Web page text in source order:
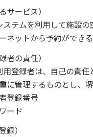
サービス）
テムを利用して施設の
ネットから予約ができる
者の責任）
登録者は、自己の責任
に管理するものとし、
登録番号
ード
録）